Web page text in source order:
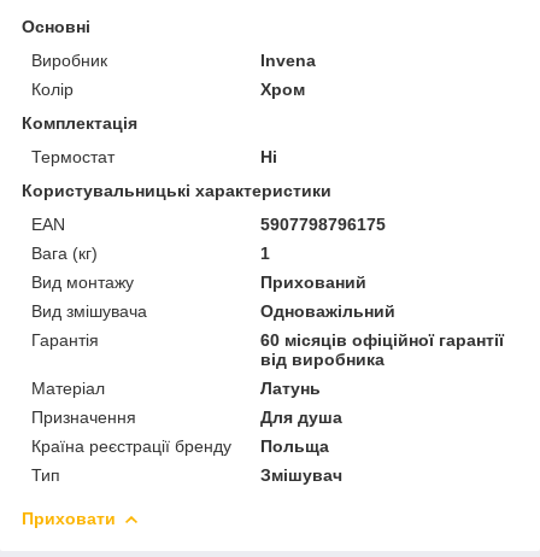
Основні
Виробник
Invena
Колір
Хром
Комплектація
Термостат
Ні
Користувальницькі характеристики
EAN
5907798796175
Вага (кг)
1
Вид монтажу
Прихований
Вид змішувача
Одноважільний
Гарантія
60 місяців офіційної гарантії
від виробника
Матеріал
Латунь
Призначення
Для душа
Країна реєстрації бренду
Польща
Тип
Змішувач
Приховати